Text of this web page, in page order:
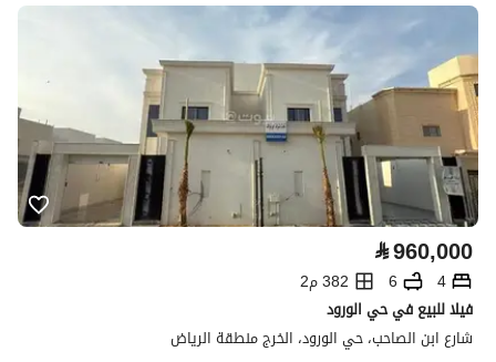
⃁960,000
4
6
382 م2
فيلا للبيع في حي الورود
شارع ابن الصاحب، حي الورود، الخرج منطقة الرياض